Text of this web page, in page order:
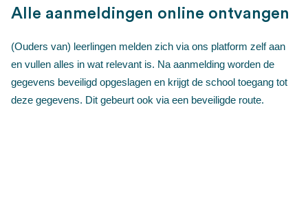
Alle aanmeldingen online ontvangen
(Ouders van) leerlingen melden zich via ons platform zelf aan
en vullen alles in wat relevant is. Na aanmelding worden de
gegevens beveiligd opgeslagen en krijgt de school toegang tot
deze gegevens. Dit gebeurt ook via een beveiligde route.